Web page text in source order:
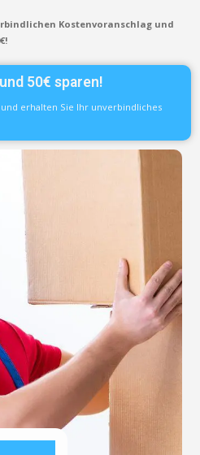
Kostenvoranschlag und
50€ sparen!
und erhalten Sie Ihr unverbindliches